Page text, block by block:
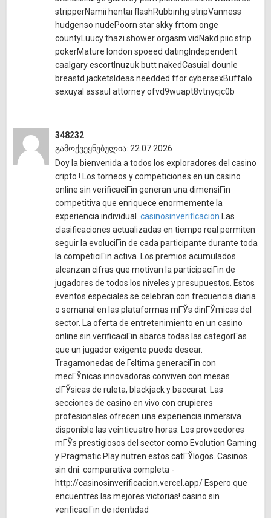
stripperNamii hentai flashRubbinhg stripVanness
hudgenso nudePoorn star skky frtom onge
countyLuucy thazi shower orgasm vidNakd piic strip
pokerMature london spoeed datingIndependent
caalgary escortInuzuk butt nakedCasuial dounle
breastd jacketsIdeas needded ffor cybersexBuffalo
sexuyal assaul attorney ofvd9wuapt8vtnycjc0b
348232
გამოქვეყნებულია: 22.07.2026
Doy la bienvenida a todos los exploradores del casino
cripto ! Los torneos y competiciones en un casino
online sin verificaciГіn generan una dimensiГіn
competitiva que enriquece enormemente la
experiencia individual. casinosinverificacion Las
clasificaciones actualizadas en tiempo real permiten
seguir la evoluciГіn de cada participante durante toda
la competiciГіn activa. Los premios acumulados
alcanzan cifras que motivan la participaciГіn de
jugadores de todos los niveles y presupuestos. Estos
eventos especiales se celebran con frecuencia diaria
o semanal en las plataformas mГЎs dinГЎmicas del
sector. La oferta de entretenimiento en un casino
online sin verificaciГіn abarca todas las categorГ­as
que un jugador exigente puede desear.
Tragamonedas de Гєltima generaciГіn con
mecГЎnicas innovadoras conviven con mesas
clГЎsicas de ruleta, blackjack y baccarat. Las
secciones de casino en vivo con crupieres
profesionales ofrecen una experiencia inmersiva
disponible las veinticuatro horas. Los proveedores
mГЎs prestigiosos del sector como Evolution Gaming
y Pragmatic Play nutren estos catГЎlogos. Casinos
sin dni: comparativa completa -
http://casinosinverificacion.vercel.app/ Espero que
encuentres las mejores victorias! casino sin
verificaciГіn de identidad